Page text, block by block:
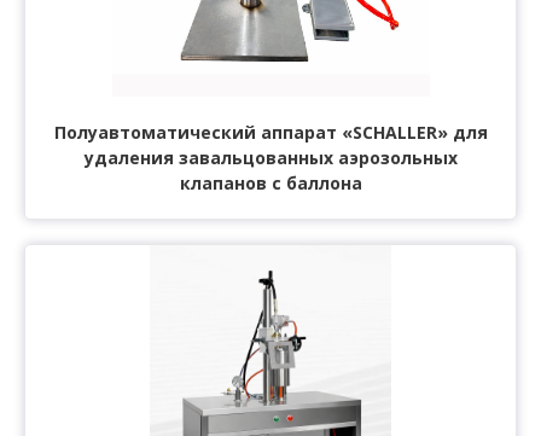
Полуавтоматический аппарат «SCHALLER» для
удаления завальцованных аэрозольных
клапанов с баллона